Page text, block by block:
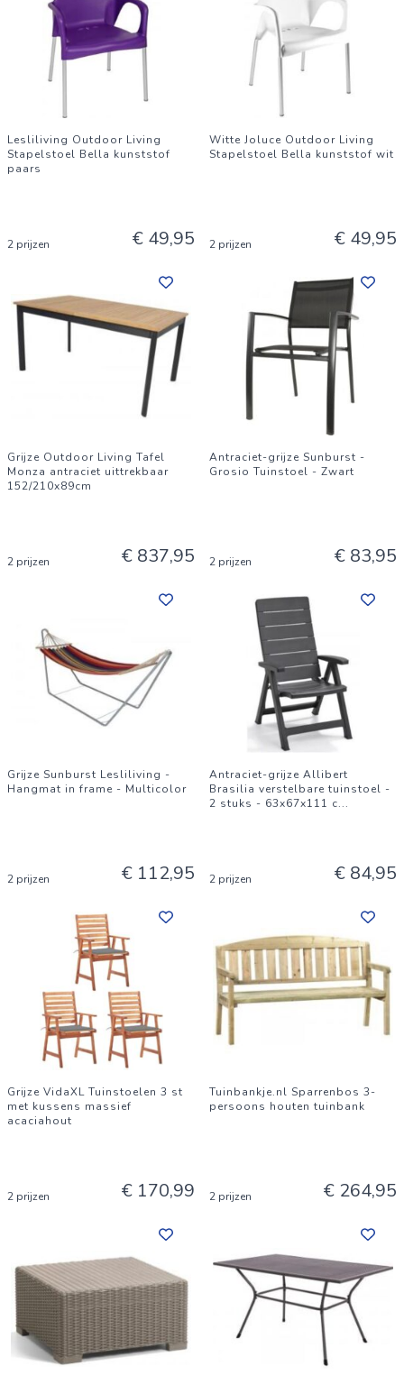
Lesliliving Outdoor Living
Stapelstoel Bella kunststof
paars
2 prijzen € 49,95
Witte Joluce Outdoor Living
Stapelstoel Bella kunststof wit
2 prijzen € 49,95
Grijze Outdoor Living Tafel
Monza antraciet uittrekbaar
152/210x89cm
2 prijzen € 837,95
Antraciet-grijze Sunburst -
Grosio Tuinstoel - Zwart
2 prijzen € 83,95
Grijze Sunburst Lesliliving -
Hangmat in frame - Multicolor
2 prijzen € 112,95
Antraciet-grijze Allibert
Brasilia verstelbare tuinstoel -
2 stuks - 63x67x111 c...
2 prijzen € 84,95
Grijze VidaXL Tuinstoelen 3 st
met kussens massief
acaciahout
2 prijzen € 170,99
Tuinbankje.nl Sparrenbos 3-
persoons houten tuinbank
2 prijzen € 264,95